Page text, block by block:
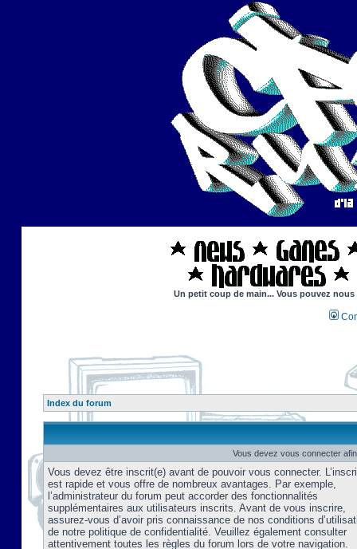
Un petit coup de main... Vous pouvez
Index du forum
Vous devez vous connecter
Vous devez être inscrit(e) avant de pouvoir vous connecter.
est rapide et vous offre de nombreux avantages. Par exemple,
l’administrateur du forum peut accorder des fonctionnalités
supplémentaires aux utilisateurs inscrits. Avant de vous inscrire,
assurez-vous d’avoir pris connaissance de nos conditions
de notre politique de confidentialité. Veuillez également consulter
attentivement toutes les règles du forum lors de votre navigation.